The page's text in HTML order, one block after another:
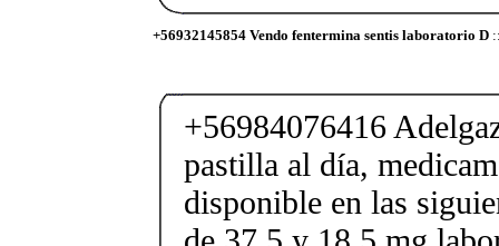
+56932145854 Vendo fentermina sentis laboratorio D::
+56984076416
pastilla al día,
disponible en las